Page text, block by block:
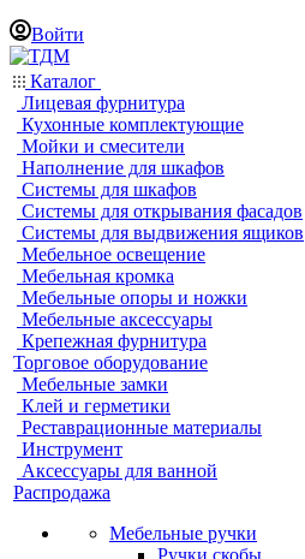
Войти
Каталог
Лицевая фурнитура
Кухонные комплектующие
Мойки и смесители
Наполнение для шкафов
Системы для шкафов
Системы для открывания фасадов
Системы для выдвижения ящиков
Мебельное освещение
Мебельная кромка
Мебельные опоры и ножки
Мебельные аксессуары
Крепежная фурнитура
Торговое оборудование
Мебельные замки
Клей и герметики
Реставрационные материалы
Инструмент
Аксессуары для ванной
Распродажа
Мебельные ручки
Ручки скобы